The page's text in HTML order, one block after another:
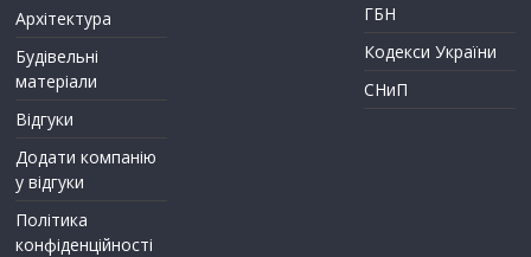
Архітектура
Будівельні
матеріали
Відгуки
Додати компанію
у відгуки
Політика
конфіденційності
ГБН
Кодекси України
СНиП